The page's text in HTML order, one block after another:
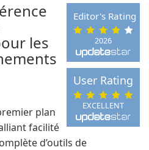
2026
Editor's Rating
EXCELLENT
User Rating
les
plan
facilité
d’outils de